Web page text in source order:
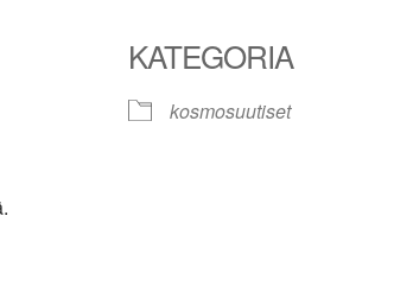
iCalendar
KATEGORIA
kosmosuutiset